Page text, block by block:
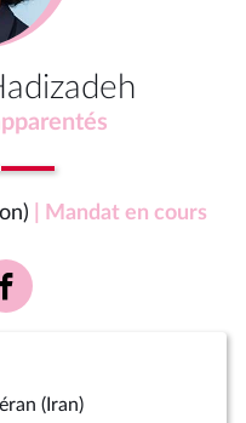
| Mandat en cours
la
(Iran)